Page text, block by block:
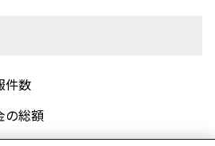
件数
の総額